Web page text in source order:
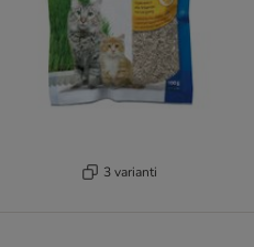
3 varianti